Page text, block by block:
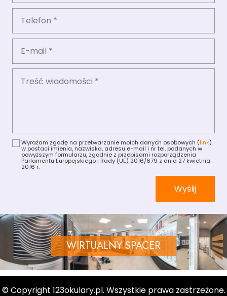
Wyrażam zgodę na przetwarzanie moich danych osobowych (link)
w postaci imienia, nazwiska, adresu e-mail i nr tel, podanych w
powyższym formularzu, zgodnie z przepisami rozporządzenia
Parlamentu Europejskiego i Rady (UE) 2016/679 z dnia 27 kwietnia
2016 r.
Wyślij
WIRTUALNY SPACER
© Copyright 123okulary.pl. Wszystkie prawa zastrzeżone.